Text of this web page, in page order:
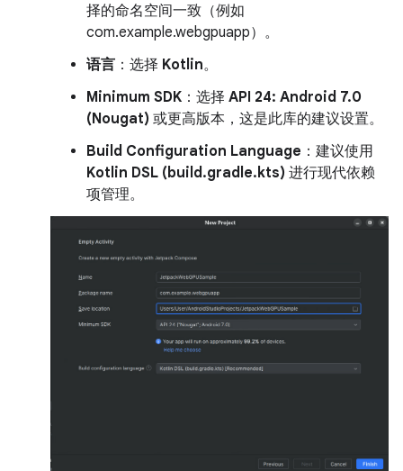
择的命名空间一致（例如
com.example.webgpuapp）。
语言 ：选择 Kotlin。
Minimum SDK ：选择 API 24: Android 7.0
(Nougat) 或更高版本，这是此库的建议设置。
Build Configuration Language ：建议使用
Kotlin DSL (build.gradle.kts) 进行现代依赖
项管理。